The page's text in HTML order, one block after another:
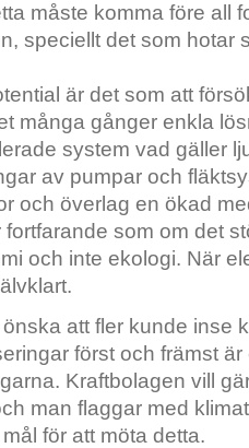
måste komma före all
speciellt det som hotar
är det som att
många gånger enkla
system vad gäller
av pumpar och
och överlag en ökad
som om det
och inte ekologi. När
att fler kunde inse
först och främst är
Kraftbolagen vill
man flaggar med
för att möta detta.